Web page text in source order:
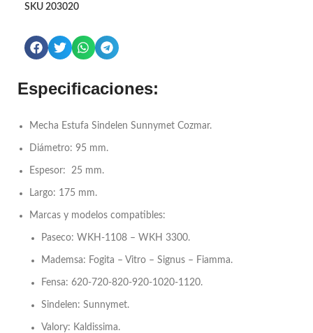
SKU 203020
Especificaciones:
Mecha Estufa Sindelen Sunnymet Cozmar.
Diámetro: 95 mm.
Espesor: 25 mm.
Largo: 175 mm.
Marcas y modelos compatibles:
Paseco: WKH-1108 – WKH 3300.
Mademsa: Fogita – Vitro – Signus – Fiamma.
Fensa: 620-720-820-920-1020-1120.
Sindelen: Sunnymet.
Valory: Kaldissima.